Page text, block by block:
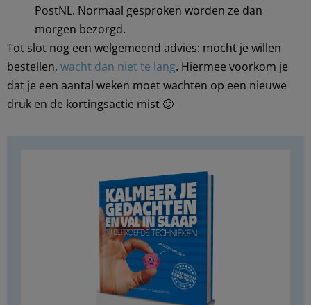
PostNL. Normaal gesproken worden ze dan
morgen bezorgd.
Tot slot nog een welgemeend advies: mocht je willen
bestellen, wacht dan niet te lang. Hiermee voorkom je
dat je een aantal weken moet wachten op een nieuwe
druk en de kortingsactie mist 🙂